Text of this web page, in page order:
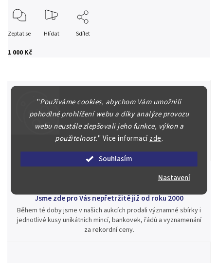
"Používáme cookies, abychom Vám umožnili
pohodlné prohlížení webu a díky analýze provozu
webu neustále zlepšovali jeho funkce, výkon a
použitelnost." Více informacízde.
Souhlasím
Nastavení
1 000 Kč
Zeptat se Hlídat Sdílet
Špičkové služby za nejlepší ceny
Náš kolektiv specialistů a znalců se Vám bude plně věnovat.
Posoudíme kvalitu a pravost Vašeho materiálu, prodáme v naší
Jsme zde pro Vás nepřetržitě již od roku 2000
Během té doby jsme v našich aukcích prodali významné sbírky i
jednotlivé kusy unikátních mincí, bankovek, řádů a vyznamenání
za rekordní ceny.